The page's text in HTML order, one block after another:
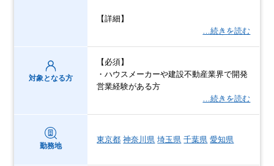
【詳細】
…続きを読む
対象となる方
【必須】
・ハウスメーカーや建設不動産業界で開発
営業経験がある方
…続きを読む
勤務地
東京都 神奈川県 埼玉県 千葉県 愛知県